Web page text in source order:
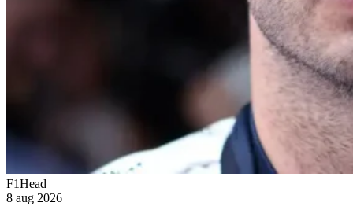
F1Head
8 aug 2026